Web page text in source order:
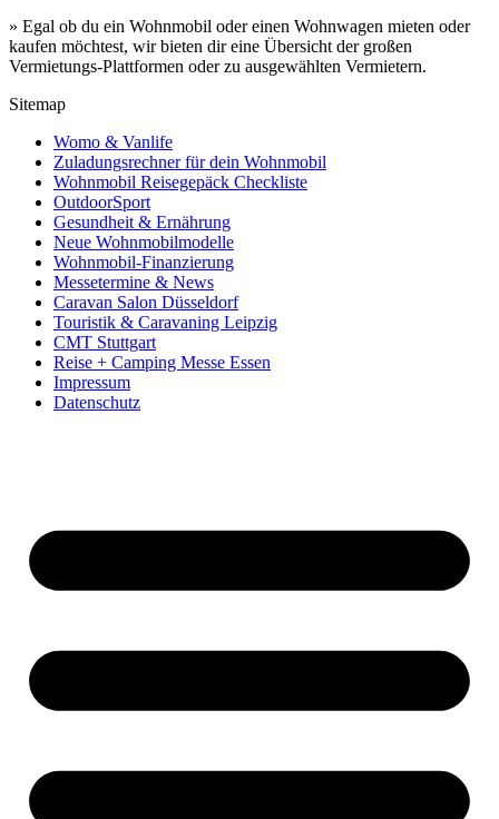
» Egal ob du ein Wohnmobil oder einen Wohnwagen mieten oder
kaufen möchtest, wir bieten dir eine Übersicht der großen
Vermietungs-Plattformen oder zu ausgewählten Vermietern.
Sitemap
Womo & Vanlife
Zuladungsrechner für dein Wohnmobil
Wohnmobil Reisegepäck Checkliste
OutdoorSport
Gesundheit & Ernährung
Neue Wohnmobilmodelle
Wohnmobil-Finanzierung
Messetermine & News
Caravan Salon Düsseldorf
Touristik & Caravaning Leipzig
CMT Stuttgart
Reise + Camping Messe Essen
Impressum
Datenschutz